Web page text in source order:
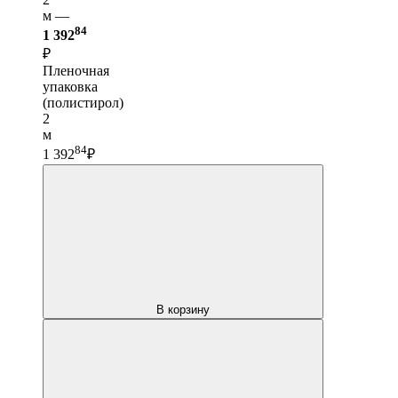
м —
1 39284
₽
Пленочная
упаковка
(полистирол)
2
м
1 39284₽
В корзину